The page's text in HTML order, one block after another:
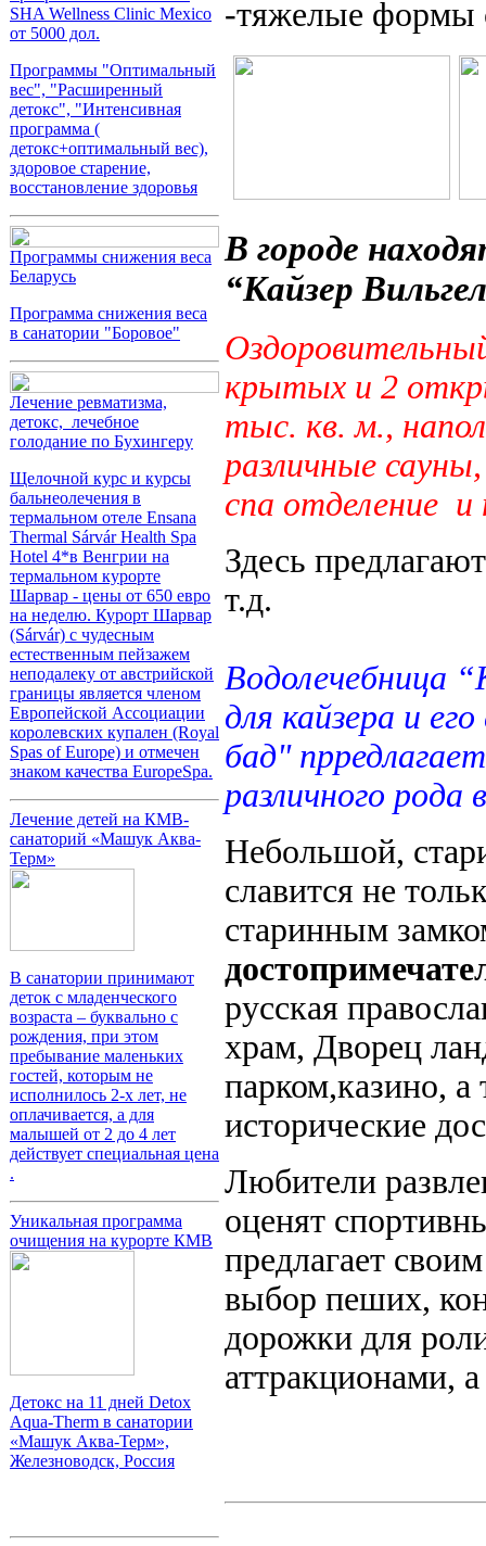
SHA Wellness Clinic Mexico
от 5000 дол.
Программы "Оптимальный
вес", "Расширенный
детокс", "Интенсивная
программа (
детокс+оптимальный вес),
здоровое старение,
восстановление здоровья
Программы снижения веса
Беларусь
Программа снижения веса
в санатории "Боровое"
Лечение ревматизма,
детокс, лечебное
голодание по Бухингеру
Щелочной курс и курсы
бальнеолечения в
термальном отеле Ensana
Thermal Sárvár Health Spa
Hotel 4*в Венгрии на
термальном курорте
Шарвар - цены от 650 евро
на неделю. Курорт Шарвар
(Sárvár) с чудесным
естественным пейзажем
неподалеку от австрийской
границы является членом
Европейской Ассоциации
королевских купален (Royal
Spas of Europe) и отмечен
знаком качества EuropeSpa.
Лечение детей на КМВ-
санаторий «Машук Аква-
Терм»
В санатории принимают
деток с младенческого
возраста – буквально с
рождения, при этом
пребывание маленьких
гостей, которым не
исполнилось 2-х лет, не
оплачивается, а для
малышей от 2 до 4 лет
действует специальная цена
.
Уникальная программа
очищения на курорте КМВ
Детокс на 11 дней Detox
Aqua-Therm в санатории
«Машук Аква-Терм»,
Железноводск, Россия
-тяжелые формы
В городе
“Кайзер
крытых и 2
тыс. кв. м.,
различные
спа отделение
Здесь
т.д.
Водолечебница
для кайзера и
бад"
различного
Небольшой,
славится не
старинным
русская
храм, Дворец
парком,казино,
исторические
Любители
оценят
предлагает
выбор пеших,
дорожки для
аттракционами,